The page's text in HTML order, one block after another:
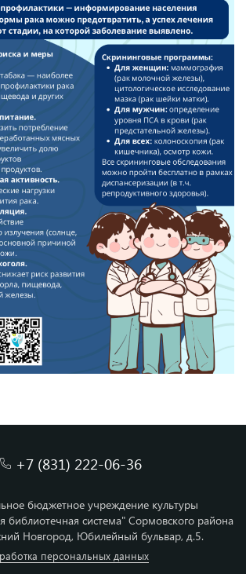
+7 (831) 222-06-36
бюджетное учреждение культуры
библиотечная система" Сормовского района
Новгород, Юбилейный бульвар, д.5.
персональных данных